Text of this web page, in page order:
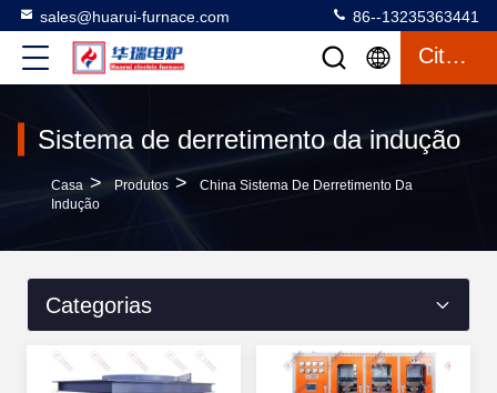
sales@huarui-furnace.com 86--13235363441
Citações
Sistema de derretimento da indução
Casa > Produtos >
China Sistema De Derretimento Da
Indução
Categorias